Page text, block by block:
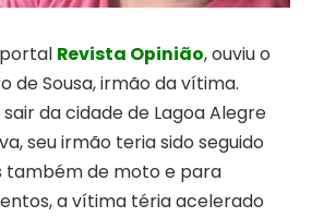
Revista Opinião, ouviu o
de Sousa, irmão da vítima.
da cidade de Lagoa Alegre
seu irmão teria sido seguido
também de moto e para
a vítima téria acelerado